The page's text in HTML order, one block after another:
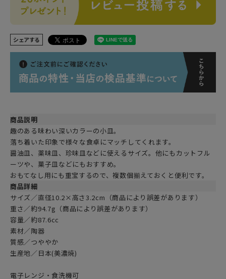
シェアする
商品説明
趣のある味わい深いカラーの小皿。
落ち着いた印象で様々な食卓にマッチしてくれます。
醤油皿、薬味皿、珍味皿などに使えるサイズ。他にもカットフル
ーツや、菓子皿などにもおすすめ。
おもてなし用にも重宝するので、複数個揃えておくと便利です。
商品詳細
サイズ／直径10.2×高さ3.2cm（商品により誤差があります）
重さ／約94.7g（商品により誤差があります）
容量／約87.6cc
素材／陶器
質感／つややか
生産地／日本(美濃焼)
電子レンジ・食洗機可